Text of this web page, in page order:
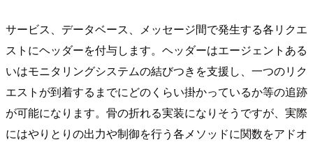
サービス、データベース、メッセージ間で発生する各リクエ
ストにヘッダーを付与します。ヘッダーはエージェントある
いはモニタリングシステムの結びつきを支援し、一つのリク
エストが到着するまでにどのくらい掛かっているか等の追跡
が可能になります。骨の折れる実装になりそうですが、実際
にはやりとりの出力や制御を行う各メソッドに関数をアドオ